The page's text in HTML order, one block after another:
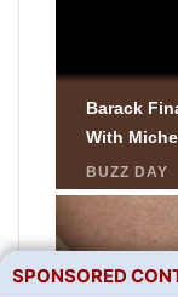
SPONSORED